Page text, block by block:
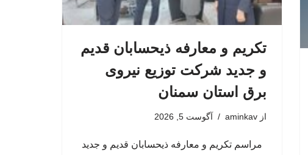
تکریم و معارفه ذیحسابان قدیم
و جدید شرکت توزیع نیروی
برق استان سمنان
از aminkav آگوست 5, 2026
مراسم تکریم و معارفه ذیحسابان قدیم و جدید